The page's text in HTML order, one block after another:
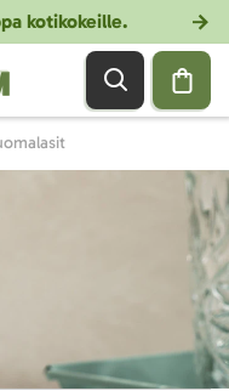
kotikokeille.